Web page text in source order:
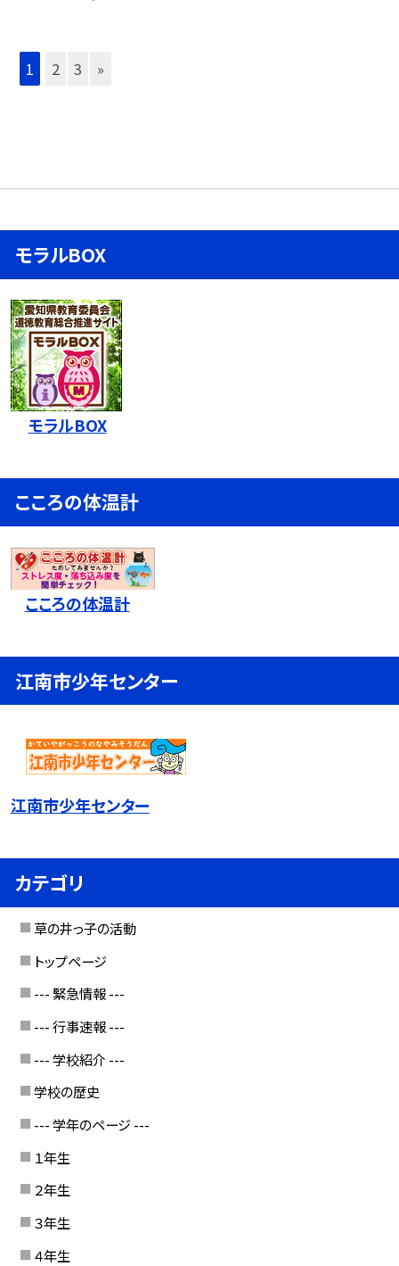
1 2 3 »
モラルBOX
モラルBOX
こころの体温計
こころの体温計
江南市少年センター
江南市少年センター
カテゴリ
草の井っ子の活動
トップページ
--- 緊急情報 ---
--- 行事速報 ---
--- 学校紹介 ---
学校の歴史
--- 学年のページ ---
１年生
２年生
３年生
４年生